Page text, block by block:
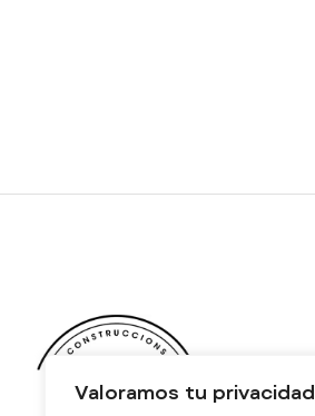
Valoramos tu privacidad